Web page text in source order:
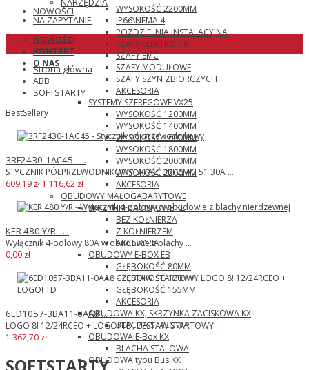
WYSOKOŚĆ 2200MM
IP66\NEMA 4
ROZDZIELNIA INSTALACYJNA
SZAFY ELEKTRONIKI
SZAFY EMC
SZAFY MODUŁOWE
SZAFY SZYN ZBIORCZYCH
AKCESORIA
SYSTEMY SZEREGOWE VX25
WYSOKOŚĆ 1200MM
WYSOKOŚĆ 1400MM
WYSOKOŚĆ 1600MM
WYSOKOŚĆ 1800MM
WYSOKOŚĆ 2000MM
WYSOKOŚĆ 2200MM
AKCESORIA
OBUDOWY MAŁOGABARYTOWE
SKRZYNKI ZACISKOWE KL
BEZ KOŁNIERZA
Z KOŁNIERZEM
AKCESORIA
OBUDOWY E-BOX EB
GŁĘBOKOŚĆ 80MM
GŁĘBOKOŚĆ 120MM
GŁĘBOKOŚĆ 155MM
AKCESORIA
OBUDOWA KX, SKRZYNKA ZACISKOWA KX
BLACHA STALOWA
OBUDOWA E-Box KX
BLACHA STALOWA
OBUDOWA typu Bus KX
NARZĘDZIA
NOWOŚCI
NA ZAPYTANIE
NOWOŚCI
KONTAKT
O NAS
Strona główna
ABB
SOFTSTARTY
BestSellery
3RF2430-1AC45 - ...
STYCZNIK PÓŁPRZEWODNIKOWY 3-FAZ. 3RF2, AC 51 30A ...
609,19 zł 1 116,62 zł
KER 480 Y/R - ...
Wyłącznik 4-polowy 80A w obudowie z blachy ...
0,00 zł
6ED1057-3BA11-0AA8 ...
LOGO 8! 12/24RCEO + LOGO! TD, ZESTAW STARTOWY ...
1 367,70 zł